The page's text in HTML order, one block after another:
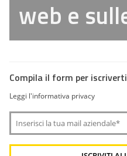
web e
Compila il form per
Leggi l'informativa privacy